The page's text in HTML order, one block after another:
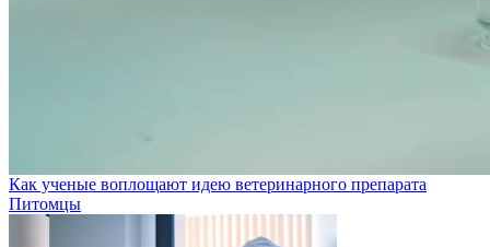
Как ученые воплощают идею ветеринарного препарата
Питомцы